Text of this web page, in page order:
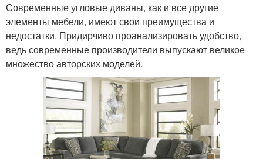
Современные угловые диваны, как и все другие
элементы мебели, имеют свои преимущества и
недостатки. Придирчиво проанализировать удобство,
ведь современные производители выпускают великое
множество авторских моделей.